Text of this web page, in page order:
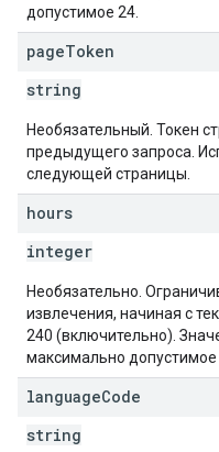
допустимое 24.
pageToken
string
Необязательный. Токен
предыдущего запроса.
следующей страницы.
hours
integer
Необязательно.
извлечения, начиная с
240 (включительно).
максимально допустимое
languageCode
string